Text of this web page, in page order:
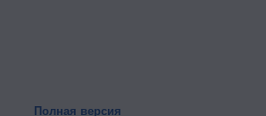
Полная версия